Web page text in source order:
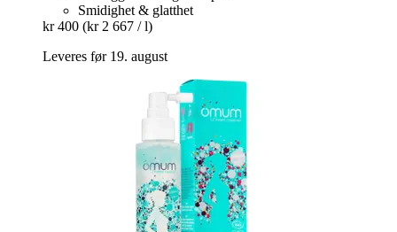
Smidighet & glatthet
kr 400 (kr 2 667 / l)
Leveres før 19. august